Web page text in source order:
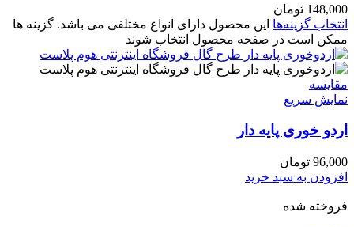
148,000 تومان
انتخاب گزینه‌ها این محصول دارای انواع مختلفی می باشد. گزینه ها
ممکن است در صفحه محصول انتخاب شوند
مقايسه
نمایش سریع
اردو خوری پایه دار
96,000 تومان
افزودن به سبد خرید
فروخته شده